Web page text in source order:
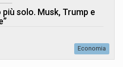
più solo. Musk, Trump e
Economia